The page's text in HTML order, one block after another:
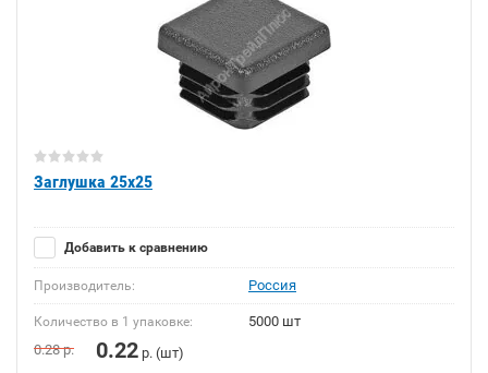
Заглушка 25x25
Добавить к сравнению
Производитель: Россия
Количество в 1 упаковке:
5000 шт
0.28р. 0.22 р. (шт)